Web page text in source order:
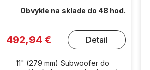
Obvykle na sklade do 48 hod.
492,94 € Detail
11" (279 mm) Subwoofer do